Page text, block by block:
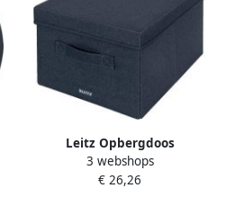
Leitz Opbergdoos
gestoffeerd met deksel
285x203x380mm grijs 2 st
3 webshops
€ 26,26